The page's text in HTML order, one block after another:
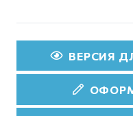
ВЕРСИЯ